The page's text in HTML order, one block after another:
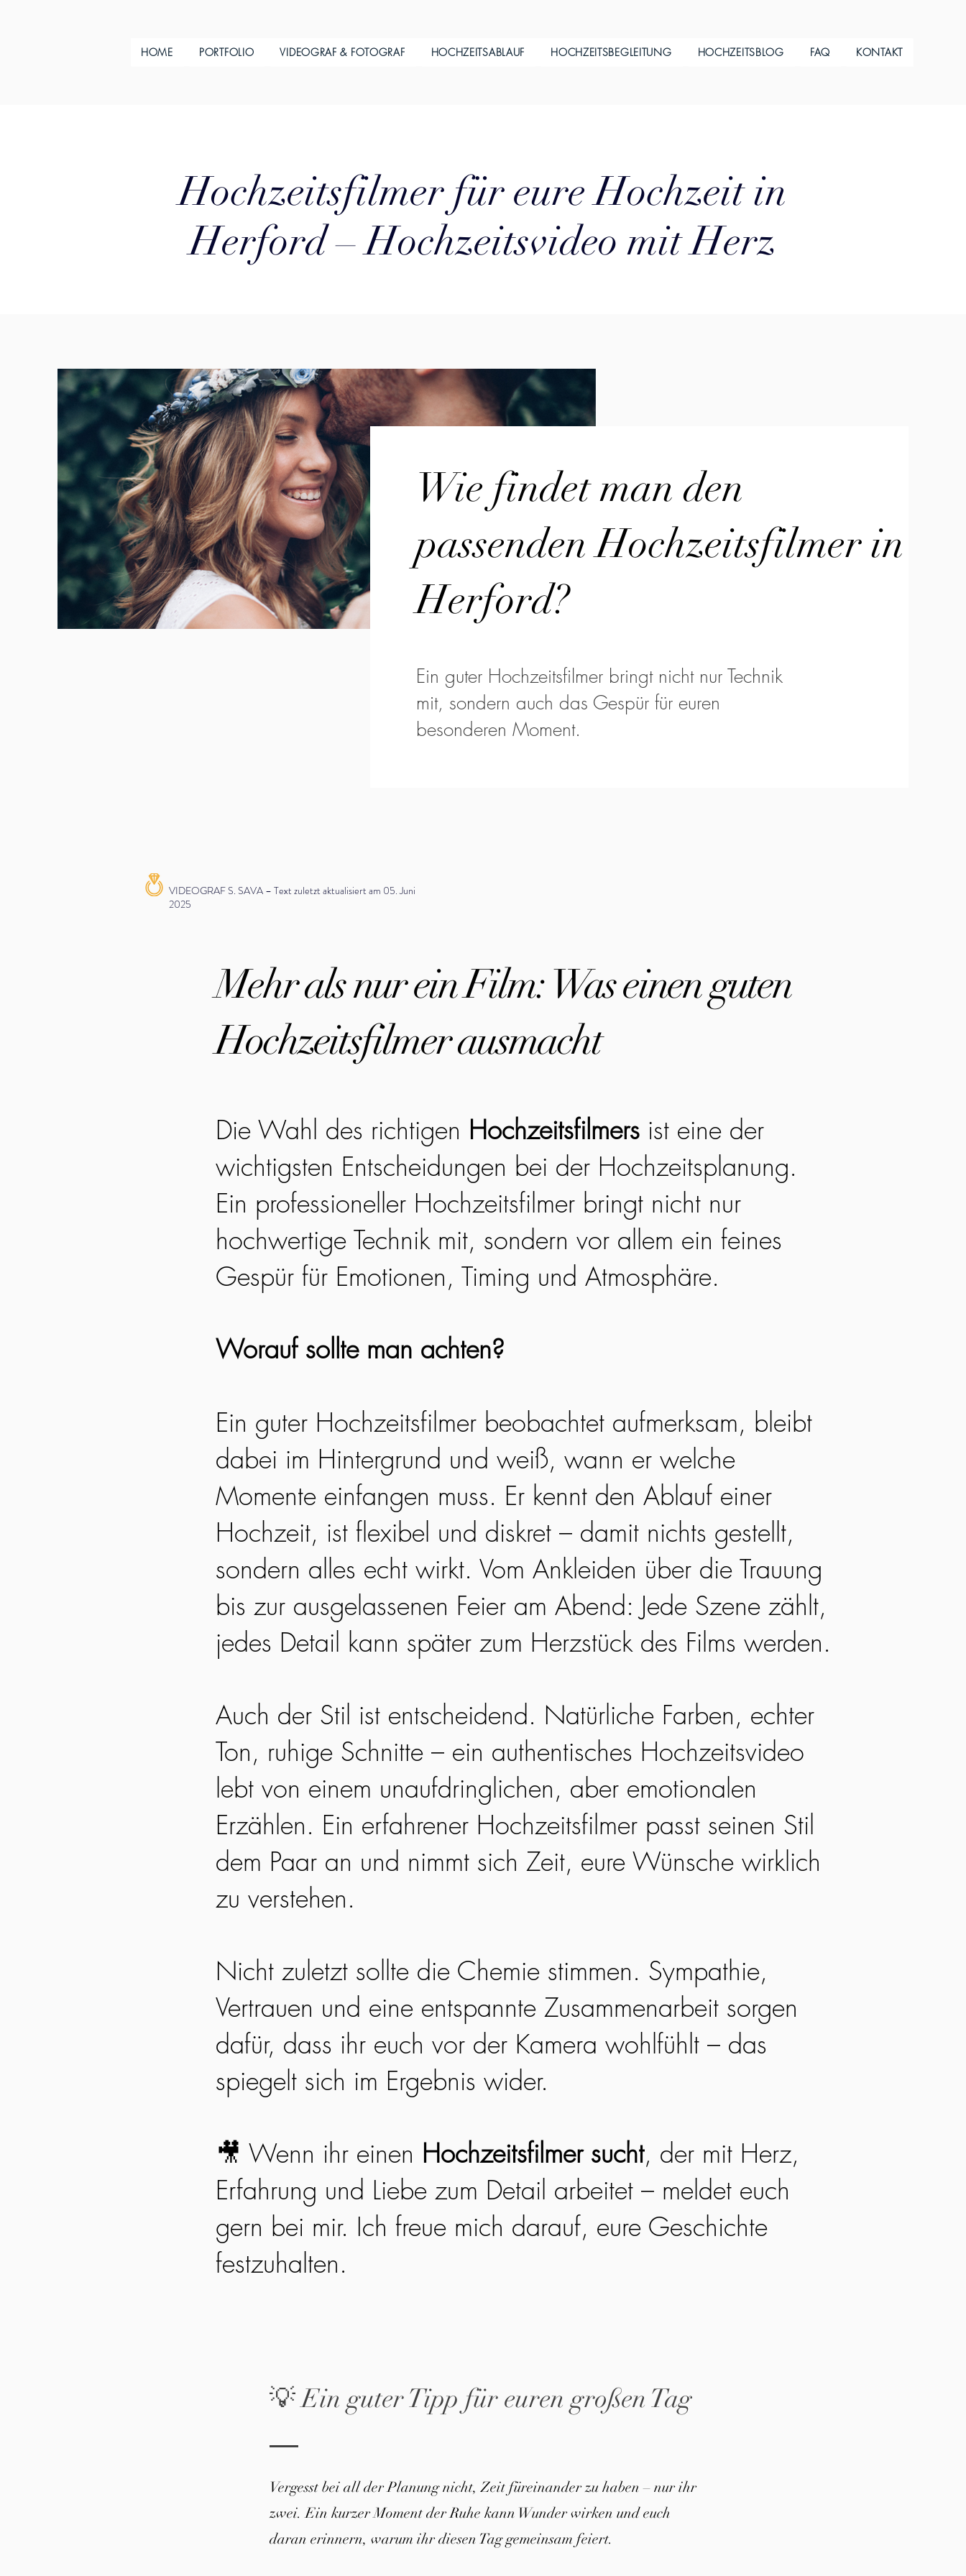
HOME PORTFOLIO VIDEOGRAF & FOTOGRAF HOCHZEITSABLAUF HOCHZEITSBEGLEITUNG HOCHZEITSBLOG FAQ KONTAKT
Hochzeitsfilmer für eure Hochzeit in
Herford – Hochzeitsvideo mit Herz
Wie findet man den
passenden Hochzeitsfilmer in
Herford?
Ein guter Hochzeitsfilmer bringt nicht nur Technik
mit, sondern auch das Gespür für euren
besonderen Moment.
VIDEOGRAF S. SAVA – Text zuletzt aktualisiert am 05. Juni
2025
Mehr als nur ein Film: Was einen guten
Hochzeitsfilmer ausmacht
Die Wahl des richtigen Hochzeitsfilmers ist eine der
wichtigsten Entscheidungen bei der Hochzeitsplanung.
Ein professioneller Hochzeitsfilmer bringt nicht nur
hochwertige Technik mit, sondern vor allem ein feines
Gespür für Emotionen, Timing und Atmosphäre.
Worauf sollte man achten?
Ein guter Hochzeitsfilmer beobachtet aufmerksam, bleibt
dabei im Hintergrund und weiß, wann er welche
Momente einfangen muss. Er kennt den Ablauf einer
Hochzeit, ist flexibel und diskret – damit nichts gestellt,
sondern alles echt wirkt. Vom Ankleiden über die Trauung
bis zur ausgelassenen Feier am Abend: Jede Szene zählt,
jedes Detail kann später zum Herzstück des Films werden.
Auch der Stil ist entscheidend. Natürliche Farben, echter
Ton, ruhige Schnitte – ein authentisches Hochzeitsvideo
lebt von einem unaufdringlichen, aber emotionalen
Erzählen. Ein erfahrener Hochzeitsfilmer passt seinen Stil
dem Paar an und nimmt sich Zeit, eure Wünsche wirklich
zu verstehen.
Nicht zuletzt sollte die Chemie stimmen. Sympathie,
Vertrauen und eine entspannte Zusammenarbeit sorgen
dafür, dass ihr euch vor der Kamera wohlfühlt – das
spiegelt sich im Ergebnis wider.
🎥 Wenn ihr einen Hochzeitsfilmer sucht, der mit Herz,
Erfahrung und Liebe zum Detail arbeitet – meldet euch
gern bei mir. Ich freue mich darauf, eure Geschichte
festzuhalten.
💡 Ein guter Tipp für euren großen Tag
Vergesst bei all der Planung nicht, Zeit füreinander zu haben – nur ihr
zwei. Ein kurzer Moment der Ruhe kann Wunder wirken und euch
daran erinnern, warum ihr diesen Tag gemeinsam feiert.